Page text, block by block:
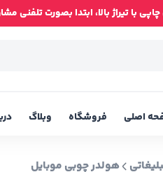
تیراژ بالا، ابتدا بصورت تلفنی
اصلی فروشگاه وبلاگ
هولدر چوبی موبایل